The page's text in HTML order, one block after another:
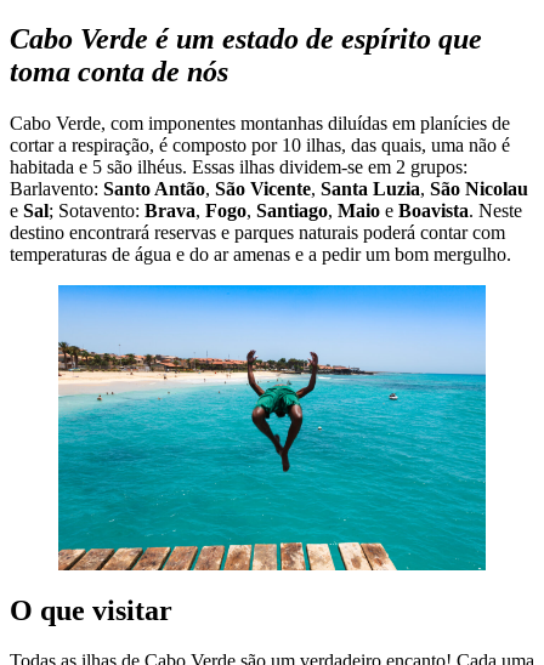
Cabo Verde é um estado de espírito que
toma conta de nós
Cabo Verde, com imponentes montanhas diluídas em planícies de
cortar a respiração, é composto por 10 ilhas, das quais, uma não é
habitada e 5 são ilhéus. Essas ilhas dividem-se em 2 grupos:
Barlavento: Santo Antão, São Vicente, Santa Luzia, São Nicolau
e Sal; Sotavento: Brava, Fogo, Santiago, Maio e Boavista. Neste
destino encontrará reservas e parques naturais poderá contar com
temperaturas de água e do ar amenas e a pedir um bom mergulho.
O que visitar